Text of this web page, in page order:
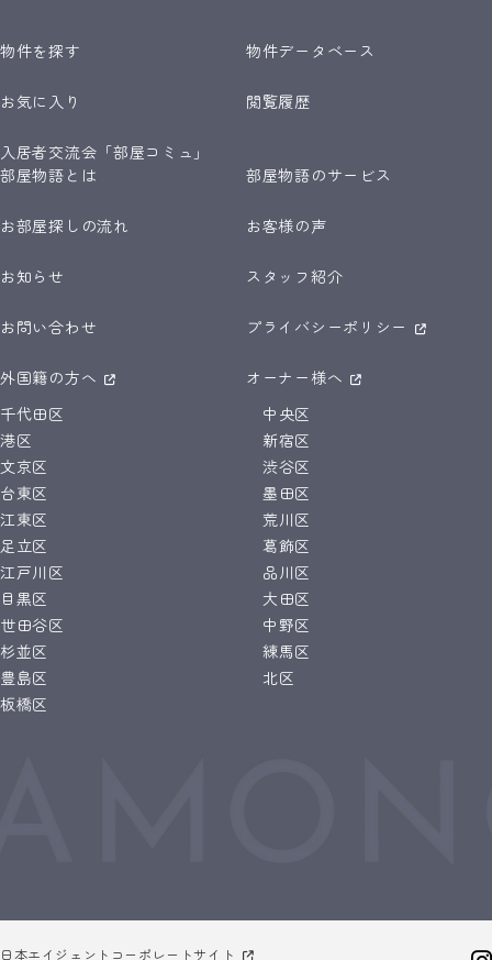
物件を探す 物件データベース
お気に入り 閲覧履歴
入居者交流会「部屋コミュ」
部屋物語とは
部屋物語のサービス
お部屋探しの流れ お客様の声
お知らせ スタッフ紹介
お問い合わせ プライバシーポリシー
外国籍の方へ
オーナー様へ
千代田区
中央区
港区
新宿区
文京区
渋谷区
台東区
墨田区
江東区
荒川区
足立区
葛飾区
江戸川区
品川区
目黒区
大田区
世田谷区
中野区
杉並区
練馬区
豊島区
北区
板橋区
日本エイジェントコーポレートサイト